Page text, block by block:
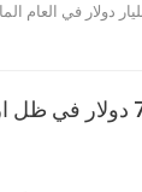
وقيمة تقدر بأكثر من 670
سعر البيتكوين يصل إلى